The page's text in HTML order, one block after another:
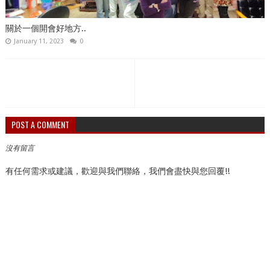
關於一個開會好地方..
January 11, 2023 0
POST A COMMENT
沒有留言
有任何需求或建議，歡迎與我們聯絡，我們會盡快與您回覆!!